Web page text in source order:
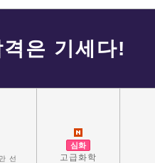
은 기세다!
선
심화
고급화학